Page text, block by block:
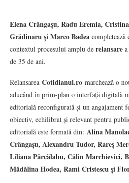
Elena Crângașu, Radu Eremia,
Grădinaru și Marco Badea completează
contextul procesului amplu de relansare
de 35 de ani.
Relansarea Cotidianul.ro marchează o
aducând în prim-plan o interfață digitală
editorială reconfigurată și un angajament
obiectiv, echilibrat și relevant pentru
editorială este formată din: Alina
Crângașu, Alexandru Tudor, Rareș
Liliana Pârcălabu, Călin Marchievici,
Mădălina Hodea, Rami Cristescu și